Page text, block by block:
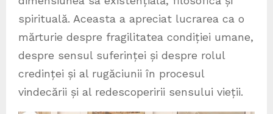
spirituală. Aceasta a apreciat lucrarea ca o
mărturie despre fragilitatea condiției umane,
despre sensul suferinței și despre rolul
credinței și al rugăciunii în procesul
vindecării și al redescoperirii sensului vieții.